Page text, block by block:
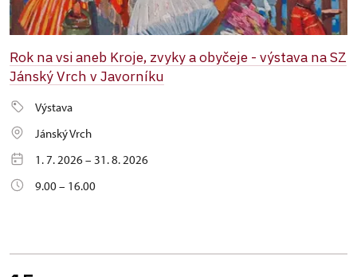
Rok na vsi aneb Kroje, zvyky a obyčeje - výstava na SZ
Jánský Vrch v Javorníku
Výstava
Jánský Vrch
1. 7. 2026 – 31. 8. 2026
9.00 – 16.00